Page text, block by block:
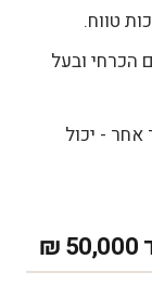
טווח.
הכרחי ובעל
אחר - יכול